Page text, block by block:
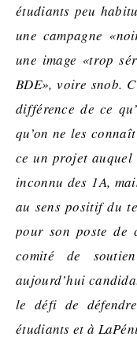
étudiants peu
une campagne
une image «trop
BDE», voire snob.
différence de ce
qu’on ne les
ce un projet
inconnu des 1A,
au sens positif du
pour son poste de
comité de
aujourd’hui
le défi de
étudiants et à